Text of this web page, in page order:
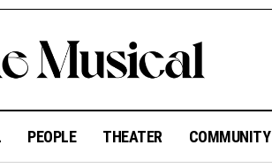
PEOPLE THEATER COMMUNITY